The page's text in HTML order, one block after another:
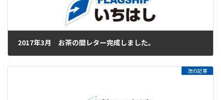
2017年3月 お茶の間レター完成しました。
2017年3月16日
次の記事